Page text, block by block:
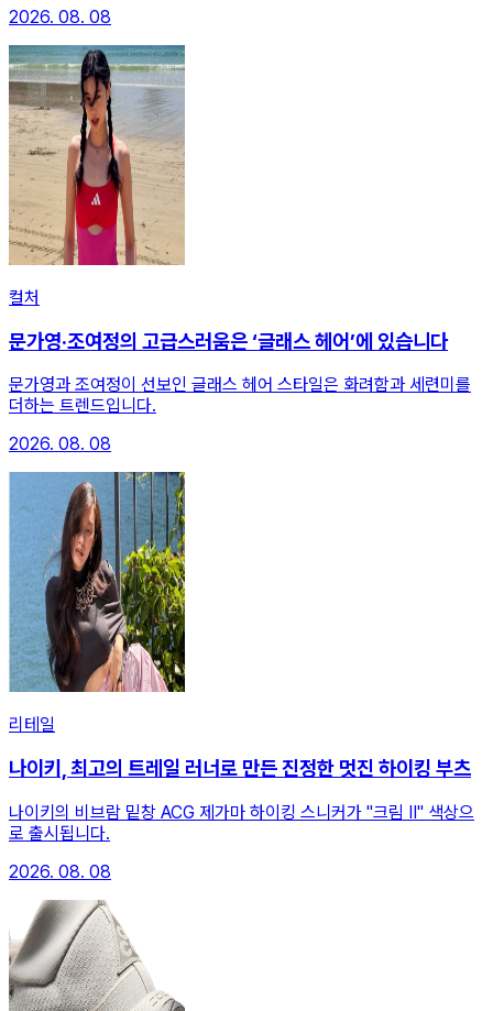
2026. 08. 08
컬처
문가영·조여정의 고급스러움은 ‘글래스 헤어’에 있습니다
문가영과 조여정이 선보인 글래스 헤어 스타일은 화려함과 세련미를
더하는 트렌드입니다.
2026. 08. 08
리테일
나이키, 최고의 트레일 러너로 만든 진정한 멋진 하이킹 부츠
나이키의 비브람 밑창 ACG 제가마 하이킹 스니커가 "크림 II" 색상으
로 출시됩니다.
2026. 08. 08